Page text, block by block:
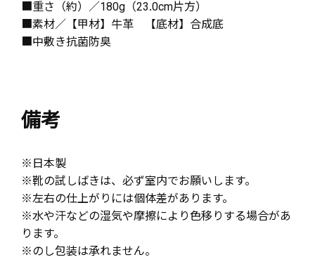
■重さ（約）／180g（23.0cm片方）
■素材／【甲材】牛革 【底材】合成底
■中敷き抗菌防臭
備考
※日本製
※靴の試しばきは、必ず室内でお願いします。
※左右の仕上がりには個体差があります。
※水や汗などの湿気や摩擦により色移りする場合があ
ります。
※のし包装は承れません。